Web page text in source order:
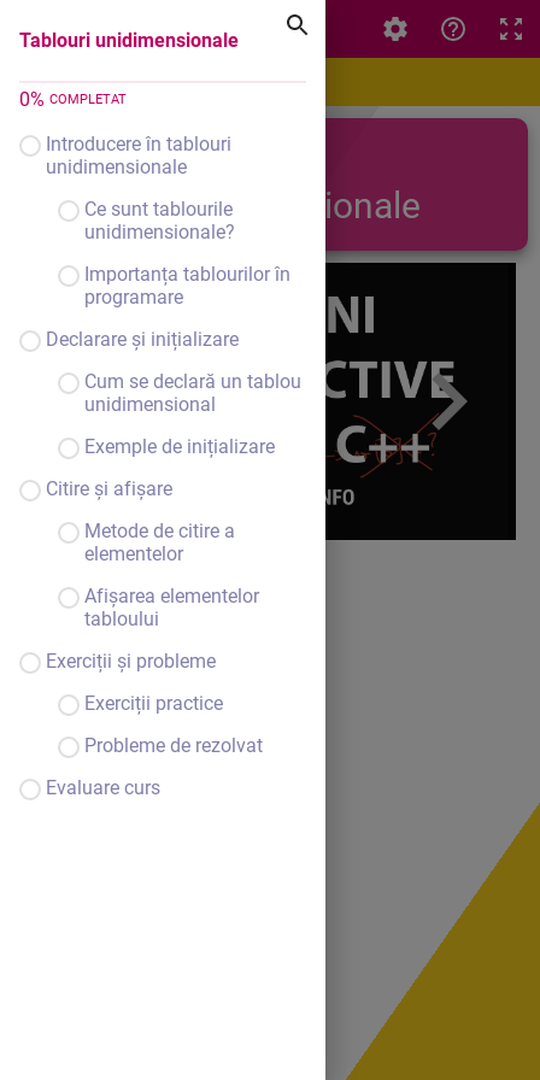
Tablouri unidimensionale
0% COMPLETAT
Introducere în tablouri
unidimensionale
Ce sunt tablourile
unidimensionale?
Importanța tablourilor în
programare
Declarare și inițializare
Cum se declară un tablou
unidimensional
Exemple de inițializare
Citire și afișare
Metode de citire a
elementelor
Afișarea elementelor
tabloului
Exerciții și probleme
Exerciții practice
Probleme de rezolvat
Evaluare curs
Tablouri unidimensionale
Tablouri
unidimensionale